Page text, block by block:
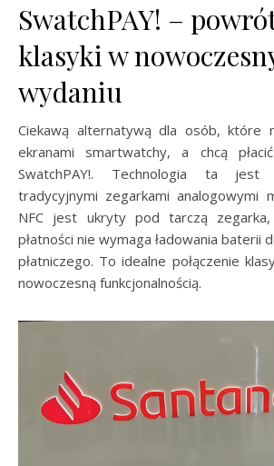
SwatchPAY! –
klasyki w
wydaniu
Ciekawą alternatywą dla osób, które
ekranami smartwatchy, a chcą
SwatchPAY!. Technologia ta jest
tradycyjnymi zegarkami analogowymi
NFC jest ukryty pod tarczą
płatności nie wymaga ładowania baterii
płatniczego. To idealne połączenie
nowoczesną funkcjonalnością.